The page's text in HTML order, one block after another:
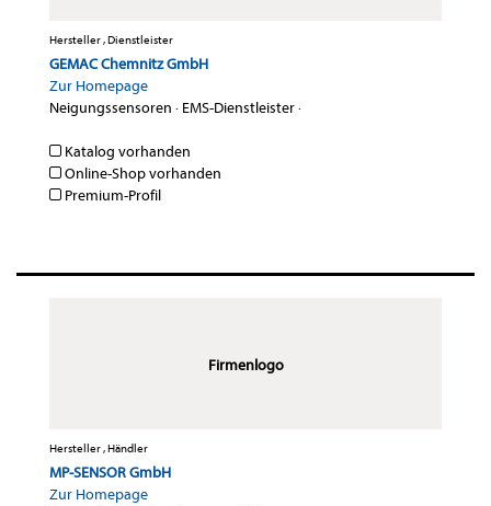
Hersteller , Dienstleister
GEMAC Chemnitz GmbH
Zur Homepage
Neigungssensoren · EMS-Dienstleister·
Katalog vorhanden
Online-Shop vorhanden
Premium-Profil
Firmenlogo
Hersteller , Händler
MP-SENSOR GmbH
Zur Homepage